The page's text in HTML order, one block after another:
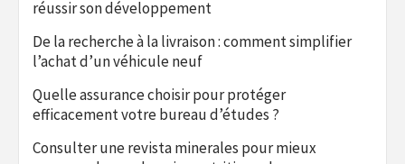
réussir son développement
De la recherche à la livraison : comment simplifier
l’achat d’un véhicule neuf
Quelle assurance choisir pour protéger
efficacement votre bureau d’études ?
Consulter une revista minerales pour mieux